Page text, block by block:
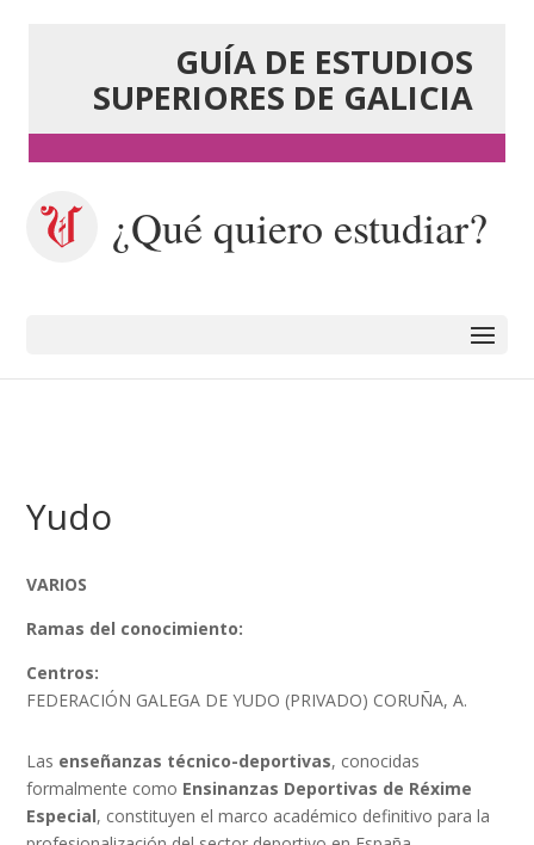
GUÍA DE ESTUDIOS
SUPERIORES DE GALICIA
¿Qué quiero estudiar?
Yudo
VARIOS
Ramas del conocimiento:
Centros:
FEDERACIÓN GALEGA DE YUDO (PRIVADO) CORUÑA, A.
Las enseñanzas técnico-deportivas, conocidas
formalmente como Ensinanzas Deportivas de Réxime
Especial, constituyen el marco académico definitivo para la